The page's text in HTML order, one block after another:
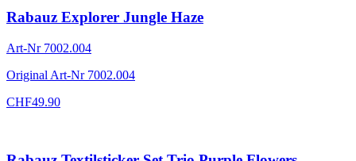
Rabauz Explorer Jungle Haze
Art-Nr 7002.004
Original Art-Nr 7002.004
CHF49.90